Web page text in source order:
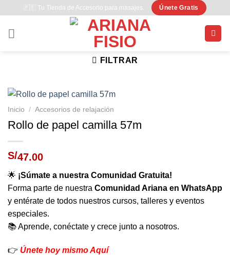
contenido
🇵🇪 Tu Tienda de Accesorio para masajes. Únete Gratis
FILTRAR
Inicio / Accesorios de relajación
Rollo de papel camilla 57m
S/47.00
🌟 ¡Súmate a nuestra Comunidad Gratuita!
Forma parte de nuestra Comunidad Ariana en WhatsApp
y entérate de todos nuestros cursos, talleres y eventos
especiales.
📚 Aprende, conéctate y crece junto a nosotros.
👉 Únete hoy mismo Aquí